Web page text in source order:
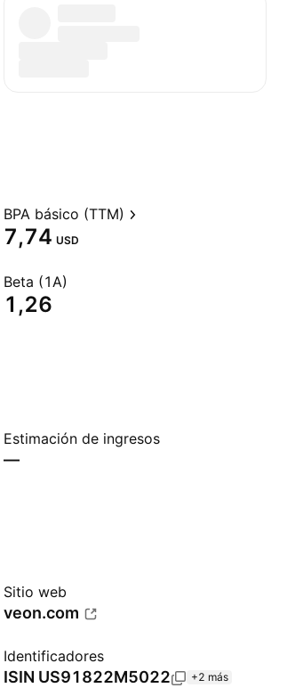
BPA básico (TTM)
7,74 USD
Beta (1A)
1,26
Estimación de ingresos
—
Sitio web
veon.com
Identificadores
ISIN US91822M5022 +2 más